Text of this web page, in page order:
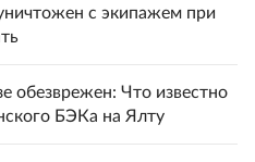
с экипажем при
обезврежен: Что известно
БЭКа на Ялту